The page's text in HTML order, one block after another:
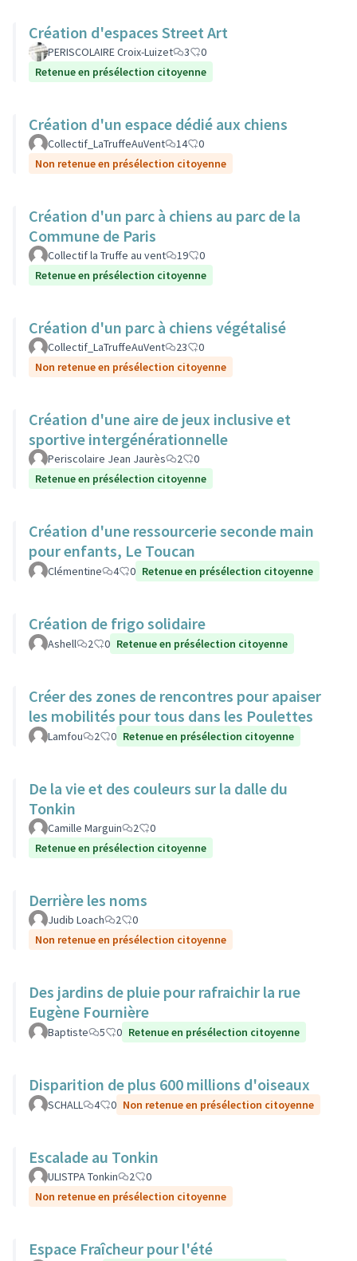
Création d'espaces Street Art
PERISCOLAIRE Croix-Luizet 3
0
Retenue en présélection citoyenne
Création d'un espace dédié aux chiens
Collectif_LaTruffeAuVent 14
0
Non retenue en présélection citoyenne
Création d'un parc à chiens au parc de la
Commune de Paris
Collectif la Truffe au vent 19
0
Retenue en présélection citoyenne
Création d'un parc à chiens végétalisé
Collectif_LaTruffeAuVent 23
0
Non retenue en présélection citoyenne
Création d'une aire de jeux inclusive et
sportive intergénérationnelle
Periscolaire Jean Jaurès 2
0
Retenue en présélection citoyenne
Création d'une ressourcerie seconde main
pour enfants, Le Toucan
Clémentine 4 0 Retenue en présélection citoyenne
Création de frigo solidaire
Ashell 2 0 Retenue en présélection citoyenne
Créer des zones de rencontres pour apaiser
les mobilités pour tous dans les Poulettes
Lamfou 2 0 Retenue en présélection citoyenne
De la vie et des couleurs sur la dalle du
Tonkin
Camille Marguin 2
0
Retenue en présélection citoyenne
Derrière les noms
Judib Loach 2
0
Non retenue en présélection citoyenne
Des jardins de pluie pour rafraichir la rue
Eugène Fournière
Baptiste 5 0 Retenue en présélection citoyenne
Disparition de plus 600 millions d'oiseaux
SCHALL 4 0 Non retenue en présélection citoyenne
Escalade au Tonkin
ULISTPA Tonkin 2
0
Non retenue en présélection citoyenne
Espace Fraîcheur pour l'été